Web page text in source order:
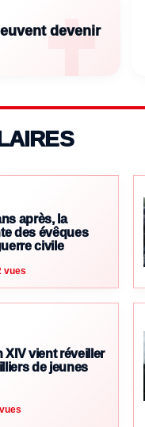
devenir
après, la
des évêques
civile
vues
XIV vient réveiller
de jeunes